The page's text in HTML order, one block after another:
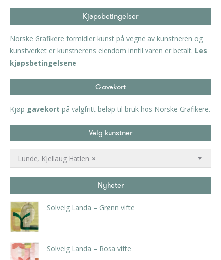
Kjøpsbetingelser
Norske Grafikere formidler kunst på vegne av kunstneren og
kunstverket er kunstnerens eiendom inntil varen er betalt. Les
kjøpsbetingelsene
Gavekort
Kjøp gavekort på valgfritt beløp til bruk hos Norske Grafikere.
Velg kunstner
×
Lunde, Kjellaug Hatlen
Nyheter
Solveig Landa – Grønn vifte
Solveig Landa – Rosa vifte